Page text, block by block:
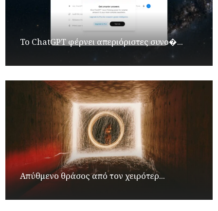
Το ChatGPT φέρνει απεριόριστες συνο�...
Απύθμενο θράσος από τον χειρότερ...